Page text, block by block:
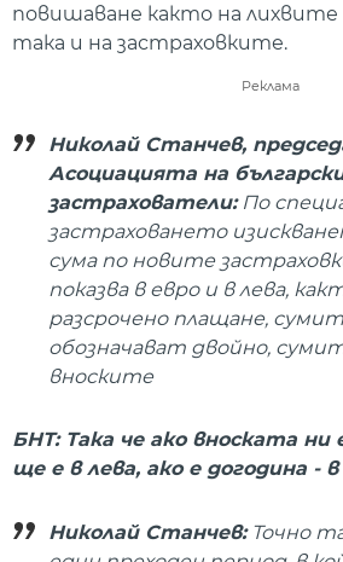
повишаване както на
така и на застраховките.
Реклама
Николай Станчев,
Асоциацията на
застрахователи:По
застраховането
сума по новите
показва в евро и в лева,
разсрочено плащане,
обозначават двойно,
вноските
БНТ: Така че ако вноската ни
ще е в лева, ако е догодина - в
Николай Станчев:Точно